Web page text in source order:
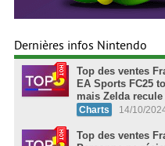
Dernières infos Nintendo
Top des ventes
EA Sports FC25
mais Zelda
Charts 14/10/
Top des ventes